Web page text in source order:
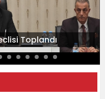
Toplandı